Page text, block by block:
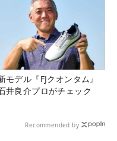
モデル『FJクオンタム』
井良介プロがチェック
Recommended by